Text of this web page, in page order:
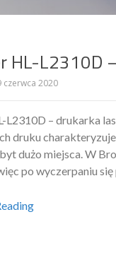
HL-L2310D
czerwca 2020
L2310D – drukarka
druku
dużo miejsca. W
po wyczerpaniu